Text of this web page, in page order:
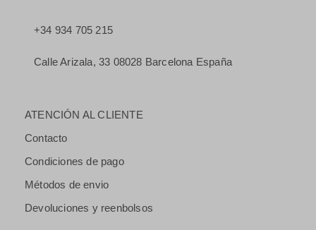
+34 934 705 215
Calle Arizala, 33 08028 Barcelona España
ATENCIÓN AL CLIENTE
Contacto
Condiciones de pago
Métodos de envio
Devoluciones y reenbolsos